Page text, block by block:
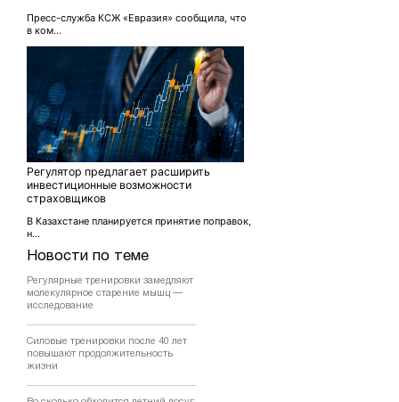
Новости по теме
Регулярные тренировки замедляют
молекулярное старение мышц —
исследование
Силовые тренировки после 40 лет
повышают продолжительность
жизни
Пресс-служба КСЖ «Евразия» сообщила, что
в ком...
Регулятор предлагает расширить
инвестиционные возможности
страховщиков
В Казахстане планируется принятие поправок,
н...